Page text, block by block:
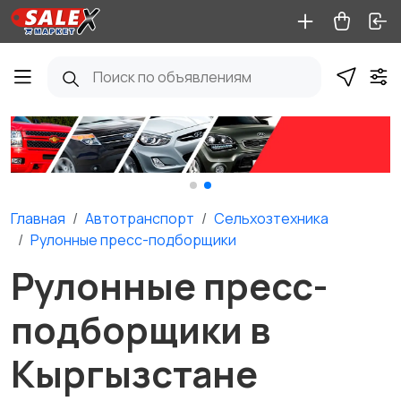
Главная Автотранспорт
Сельхозтехника
Рулонные пресс-подборщики
Рулонные пресс-
подборщики в
Кыргызстане